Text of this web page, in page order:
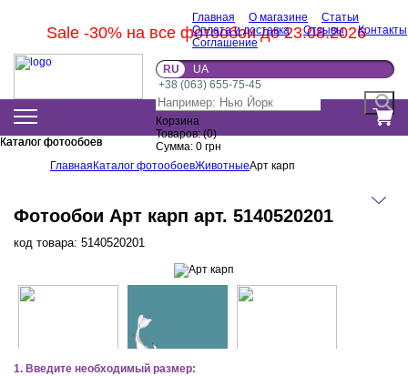
Sale -30% на все фотообои до 23.08.2026
Главная О магазине
Статьи
Оплата и доставка
Отзывы
Контакты
Соглашение
RU
UA
+38 (063) 655-75-45
Корзина
Товаров:(0)
Сумма: 0 грн
Каталог фотообоев
Каталог фотообоев
Главная Каталог фотообоевЖивотныеАрт карп
Фотообои Арт карп арт. 5140520201
код товара: 5140520201
1. Введите необходимый размер: